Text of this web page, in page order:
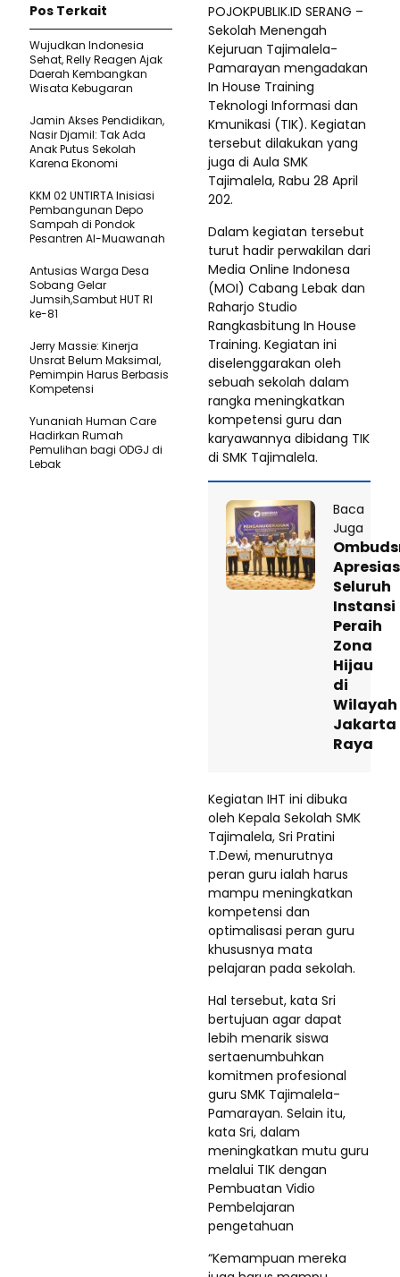
POJOKPUBLIK.ID SERANG –
Sekolah Menengah
Kejuruan Tajimalela-
Pamarayan mengadakan
In House Training
Teknologi Informasi dan
Kmunikasi (TIK). Kegiatan
tersebut dilakukan yang
juga di Aula SMK
Tajimalela, Rabu 28 April
202.
Dalam kegiatan tersebut
turut hadir perwakilan dari
Media Online Indonesa
(MOI) Cabang Lebak dan
Raharjo Studio
Rangkasbitung In House
Training. Kegiatan ini
diselenggarakan oleh
sebuah sekolah dalam
rangka meningkatkan
kompetensi guru dan
karyawannya dibidang TIK
di SMK Tajimalela.
Baca
Juga
Seluruh
Instansi
Peraih
Zona
Hijau
di
Wilayah
Jakarta
Raya
Kegiatan IHT ini dibuka
oleh Kepala Sekolah SMK
Tajimalela, Sri Pratini
T.Dewi, menurutnya
peran guru ialah harus
mampu meningkatkan
kompetensi dan
optimalisasi peran guru
khususnya mata
pelajaran pada sekolah.
Hal tersebut, kata Sri
bertujuan agar dapat
lebih menarik siswa
sertaenumbuhkan
komitmen profesional
guru SMK Tajimalela-
Pamarayan. Selain itu,
kata Sri, dalam
meningkatkan mutu guru
melalui TIK dengan
Pembuatan Vidio
Pembelajaran
pengetahuan
“Kemampuan mereka
Pos Terkait
Wujudkan Indonesia
Sehat, Relly Reagen Ajak
Daerah Kembangkan
Wisata Kebugaran
Jamin Akses Pendidikan,
Nasir Djamil: Tak Ada
Anak Putus Sekolah
Karena Ekonomi
KKM 02 UNTIRTA Inisiasi
Pembangunan Depo
Sampah di Pondok
Pesantren Al-Muawanah
Antusias Warga Desa
Sobang Gelar
Jumsih,Sambut HUT RI
ke-81
Jerry Massie: Kinerja
Unsrat Belum Maksimal,
Pemimpin Harus Berbasis
Kompetensi
Yunaniah Human Care
Hadirkan Rumah
Pemulihan bagi ODGJ di
Lebak